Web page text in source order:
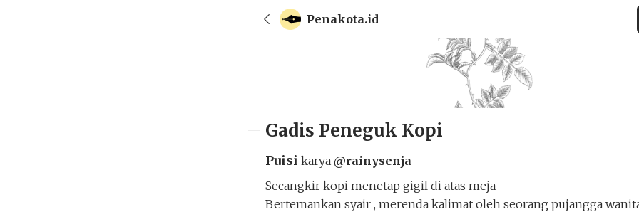
Penakota.id
Gadis Peneguk Kopi
Puisi karya @rainysenja
Secangkir kopi menetap gigil di atas meja
Bertemankan syair , merenda kalimat oleh seorang pujangga